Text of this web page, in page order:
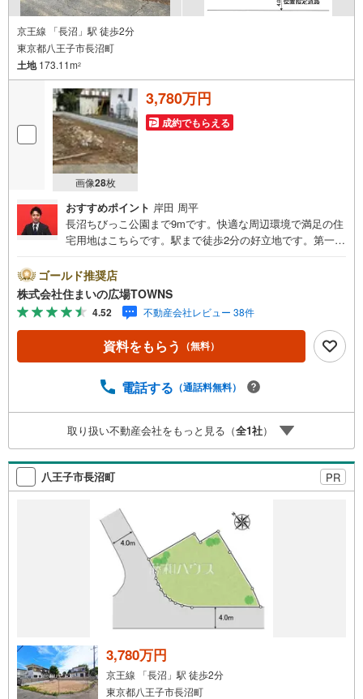
京王線 「長沼」駅 徒歩2分
東京都八王子市長沼町
土地173.11m2
画像28枚
3,780万円
成約でもらえる
おすすめポイント 岸田 周平
長沼ちびっこ公園まで9mです。快適な周辺環境で満足の住
宅用地はこちらです。駅まで徒歩2分の好立地です。第一種
が建つことがなく、住環境の変化も心配ありません。こち
らの角地は空き巣が心配だという方も安心です。イチオシ
の土地面積173.11平米（公簿）の土地です。坂道がなく普
段の移動も負担がかかりにくい平坦地です。【年中無休/9:
00～21:00】人気物件は特にお問い合わせが集中するため、
お早めにお電話下さい。「室内・現地を見学する」ボタン
相談も承っております。○住宅ローンのご相談○ライフプラ
経験豊富なスタッフが親身になってお客様に合った物件を
ご紹介させて頂きます！ /他社様掲載物件も併せてご紹介可
能ですのでお気軽にお問い合わせ下さい♪駐車場もござい
ますので、お車でのお越しも大歓迎です！
ゴールド推奨店
株式会社住まいの広場TOWNS
4.52 不動産会社レビュー 38件
資料をもらう （無料）
電話する （通話料無料）
取り扱い不動産会社をもっと見る（全1社）
八王子市長沼町 PR
3,780万円
京王線 「長沼」駅 徒歩2分
東京都八王子市長沼町